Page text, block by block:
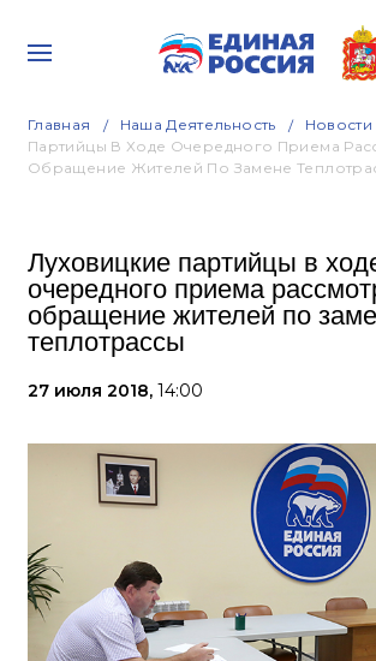
Главная Наша Деятельность Новости
Партийцы В Ходе Очередного Приема
Обращение Жителей По Замене
Луховицкие партийцы в
очередного приема
обращение жителей по
теплотрассы
27 июля 2018, 14:00